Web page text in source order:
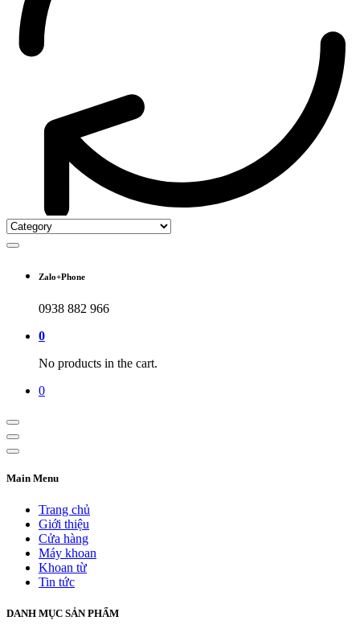
Zalo+Phone
0938 882 966
0
No products in the cart.
0
Main Menu
Trang chủ
Giới thiệu
Cửa hàng
Máy khoan
Khoan từ
Tin tức
DANH MỤC SẢN PHẨM